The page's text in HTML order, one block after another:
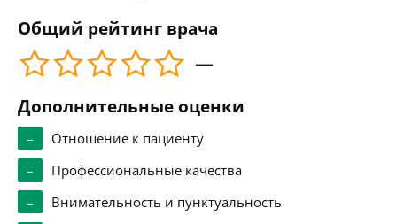
Общий рейтинг врача
—
Дополнительные оценки
–
Отношение к пациенту
–
Профессиональные качества
–
Внимательность и пунктуальность